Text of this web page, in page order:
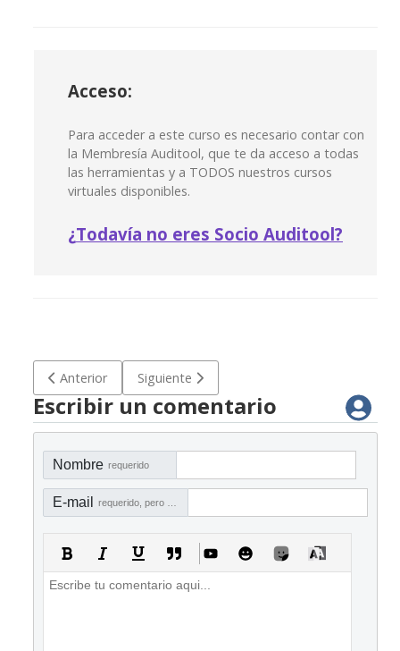
Acceso:
Para acceder a este curso es necesario contar con
la Membresía Auditool, que te da acceso a todas
las herramientas y a TODOS nuestros cursos
virtuales disponibles.
¿Todavía no eres Socio Auditool?
Artículo anterior: Curso Virtual: Implementación del
Anterior Artículo siguiente: Curso Virtual: Análisis de
Siguiente
Escribir un comentario
Nombre requerido
E-mail